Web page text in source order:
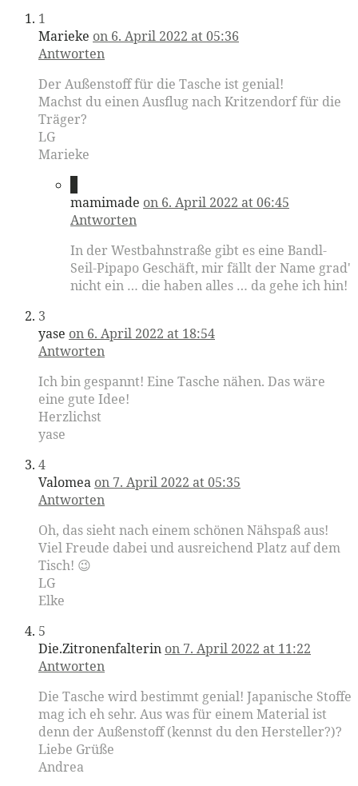
1
Marieke on 6. April 2022 at 05:36
Antworten
Der Außenstoff für die Tasche ist genial!
Machst du einen Ausflug nach Kritzendorf für die
Träger?
LG
Marieke
mamimade on 6. April 2022 at 06:45
Antworten
In der Westbahnstraße gibt es eine Bandl-
Seil-Pipapo Geschäft, mir fällt der Name grad'
nicht ein … die haben alles … da gehe ich hin!
3
yase on 6. April 2022 at 18:54
Antworten
Ich bin gespannt! Eine Tasche nähen. Das wäre
eine gute Idee!
Herzlichst
yase
4
Valomea on 7. April 2022 at 05:35
Antworten
Oh, das sieht nach einem schönen Nähspaß aus!
Viel Freude dabei und ausreichend Platz auf dem
Tisch! 😉
LG
Elke
5
Die.Zitronenfalterin on 7. April 2022 at 11:22
Antworten
Die Tasche wird bestimmt genial! Japanische Stoffe
mag ich eh sehr. Aus was für einem Material ist
denn der Außenstoff (kennst du den Hersteller?)?
Liebe Grüße
Andrea